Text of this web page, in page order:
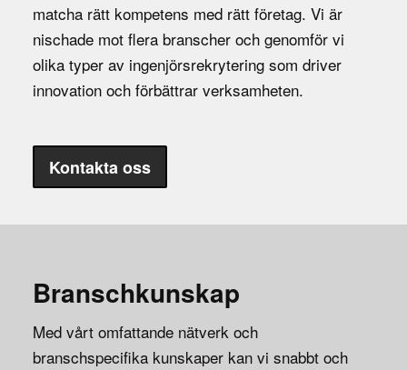
matcha rätt kompetens med rätt företag. Vi är
nischade mot flera branscher och genomför vi
olika typer av ingenjörsrekrytering som driver
innovation och förbättrar verksamheten.
Kontakta oss
Branschkunskap
Med vårt omfattande nätverk och
branschspecifika kunskaper kan vi snabbt och